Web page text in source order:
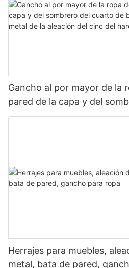
Gancho al por mayor de la
pared de la capa y del
baño del dormitorio del
Herrajes para muebles,
metal, bata de pared,